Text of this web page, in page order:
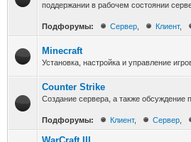
поддержании в рабочем состоянии
Подфорумы: Сервер Клиент,
Minecraft
Установка, настройка и управление
Counter Strike
Создание сервера, а также обсуждение
Подфорумы: Клиент, Сервер